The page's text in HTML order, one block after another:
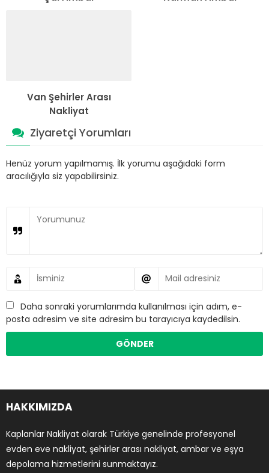
Van Şehirler Arası
Nakliyat
Ziyaretçi Yorumları
Henüz yorum yapılmamış. İlk yorumu aşağıdaki form
aracılığıyla siz yapabilirsiniz.
Daha sonraki yorumlarımda kullanılması için adım, e-
posta adresim ve site adresim bu tarayıcıya kaydedilsin.
HAKKIMIZDA
Kaplanlar Nakliyat olarak Türkiye genelinde profesyonel
evden eve nakliyat, şehirler arası nakliyat, ambar ve eşya
depolama hizmetlerini sunmaktayız.